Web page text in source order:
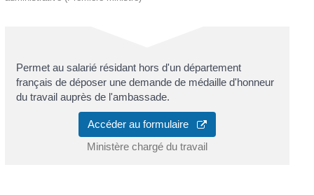
Permet au salarié résidant hors d'un département
français de déposer une demande de médaille d'honneur
du travail auprès de l'ambassade.
Accéder au formulaire
Ministère chargé du travail